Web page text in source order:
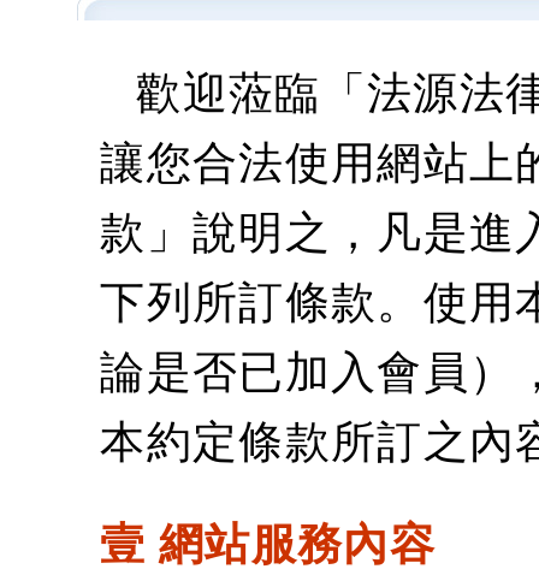
歡迎蒞臨「法源法
讓您合法使用網站上
款」說明之，凡是進
下列所訂條款。使用
論是否已加入會員）
本約定條款所訂之內
壹 網站服務內容